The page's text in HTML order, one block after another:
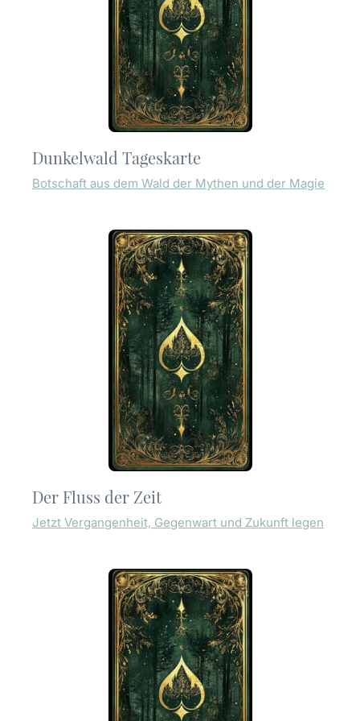
Dunkelwald Tageskarte
Botschaft aus dem Wald der Mythen und der Magie
Der Fluss der Zeit
Jetzt Vergangenheit, Gegenwart und Zukunft legen